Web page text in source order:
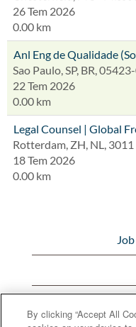
26 Tem 2026
0.00 km
Anl Eng de Qualidade
Sao Paulo, SP, BR,
22 Tem 2026
0.00 km
Legal Counsel | Global
Rotterdam, ZH, NL,
18 Tem 2026
0.00 km
By clicking “Accept All